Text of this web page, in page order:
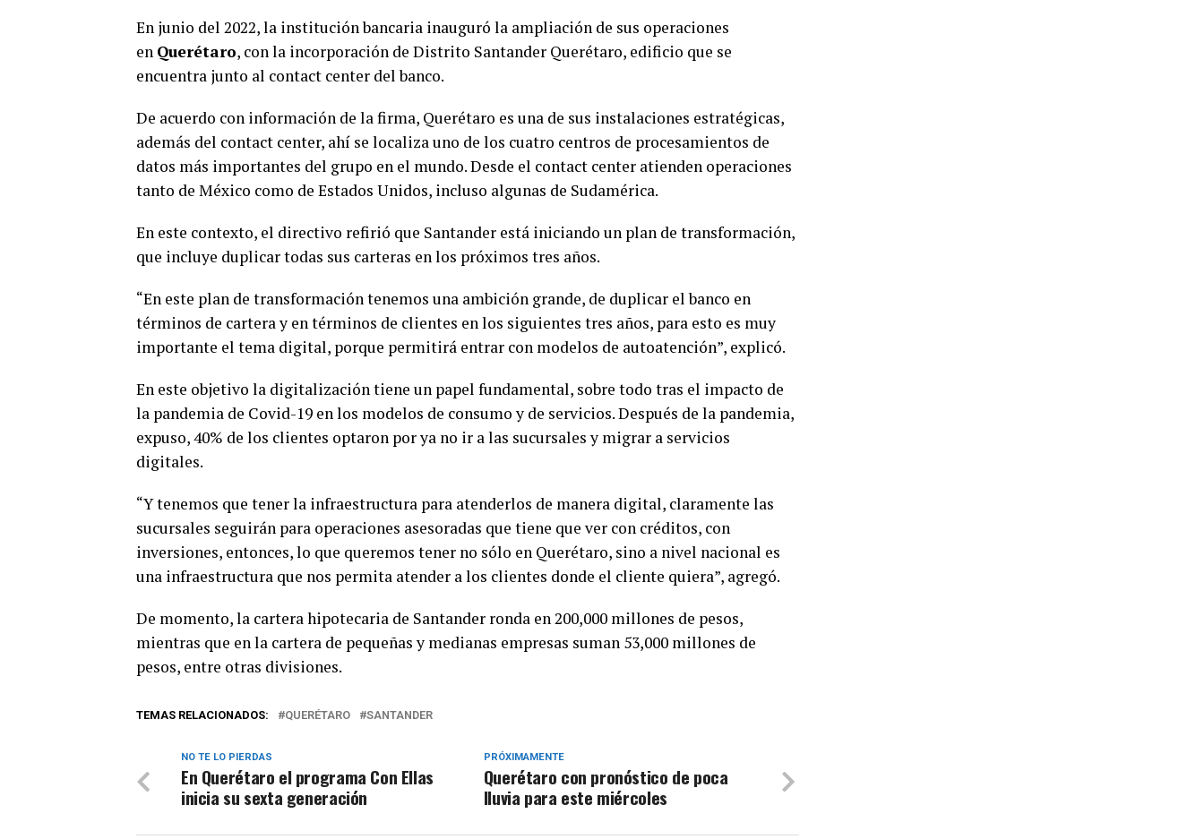
En junio del 2022, la institución bancaria inauguró la ampliación de sus operaciones
en Querétaro, con la incorporación de Distrito Santander Querétaro, edificio que se
encuentra junto al contact center del banco.
De acuerdo con información de la firma, Querétaro es una de sus instalaciones estratégicas,
además del contact center, ahí se localiza uno de los cuatro centros de procesamientos de
datos más importantes del grupo en el mundo. Desde el contact center atienden operaciones
tanto de México como de Estados Unidos, incluso algunas de Sudamérica.
En este contexto, el directivo refirió que Santander está iniciando un plan de transformación,
que incluye duplicar todas sus carteras en los próximos tres años.
“En este plan de transformación tenemos una ambición grande, de duplicar el banco en
términos de cartera y en términos de clientes en los siguientes tres años, para esto es muy
importante el tema digital, porque permitirá entrar con modelos de autoatención”, explicó.
En este objetivo la digitalización tiene un papel fundamental, sobre todo tras el impacto de
la pandemia de Covid-19 en los modelos de consumo y de servicios. Después de la pandemia,
expuso, 40% de los clientes optaron por ya no ir a las sucursales y migrar a servicios
digitales.
“Y tenemos que tener la infraestructura para atenderlos de manera digital, claramente las
sucursales seguirán para operaciones asesoradas que tiene que ver con créditos, con
inversiones, entonces, lo que queremos tener no sólo en Querétaro, sino a nivel nacional es
una infraestructura que nos permita atender a los clientes donde el cliente quiera”, agregó.
De momento, la cartera hipotecaria de Santander ronda en 200,000 millones de pesos,
mientras que en la cartera de pequeñas y medianas empresas suman 53,000 millones de
pesos, entre otras divisiones.
TEMAS RELACIONADOS: QUERÉTARO SANTANDER
PRÓXIMAMENTE
Querétaro con pronóstico de poca
lluvia para este miércoles
NO TE LO PIERDAS
En Querétaro el programa Con Ellas
inicia su sexta generación